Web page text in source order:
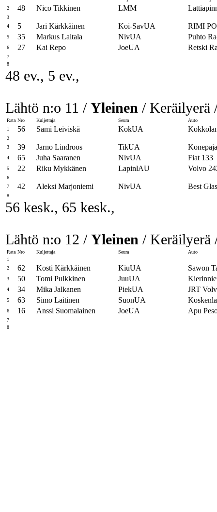
2 48 Nico Tikkinen LMM
3
4
5 Jari Kärkkäinen Koi-SavUA RIMI
5 35 Markus Laitala NivUA Puhto
6 27 Kai Repo JoeUA Retski
7
8
48 ev., 5 ev.,
Lähtö n:o 11 / Yleinen / Keräilyerä
Rata Nro Kuljettaja Seura
Auto
1
56 Sami Leiviskä KokUA
2
3
39 Jarno Lindroos TikUA
4 65 Juha Saaranen NivUA Fiat 133
5 22 Riku Mykkänen LapinlAU Volvo
6
7
42 Aleksi Marjoniemi NivUA Best
8
56 kesk., 65 kesk.,
Lähtö n:o 12 / Yleinen / Keräilyerä
Rata Nro Kuljettaja Seura
Auto
1
2
62 Kosti Kärkkäinen KiuUA Sawon
3 50 Tomi Pulkkinen JuuUA
4 34 Mika Jalkanen PiekUA JRT
5 63 Simo Laitinen SuonUA
6 16 Anssi Suomalainen JoeUA Apu
7
8